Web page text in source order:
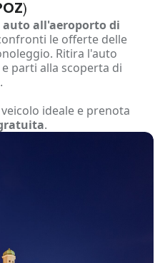
auto all'aeroporto di
le offerte delle
Ritira l'auto
parti alla scoperta di
ideale e prenota
.